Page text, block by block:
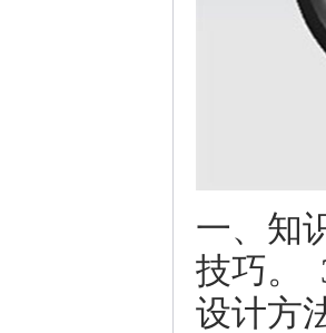
一、知
技巧。
设计方